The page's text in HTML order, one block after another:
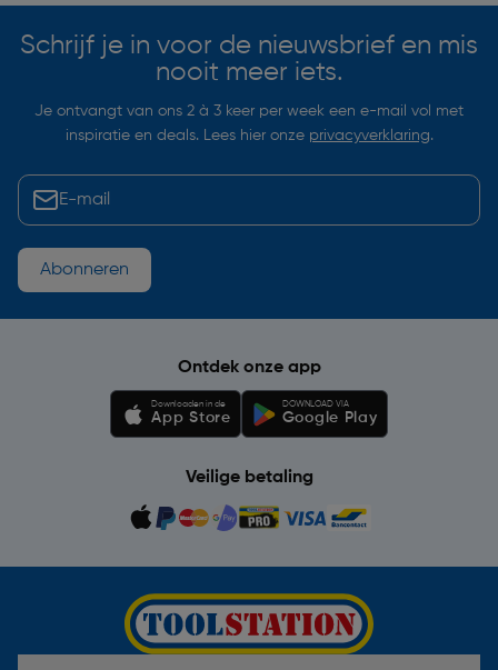
Schrijf je in voor de nieuwsbrief en mis
nooit meer iets.
Je ontvangt van ons 2 à 3 keer per week een e-mail vol met
inspiratie en deals. Lees hier onze privacyverklaring.
Abonneren
Ontdek onze app
Downloaden in de
App Store
DOWNLOAD VIA
Google Play
Veilige betaling